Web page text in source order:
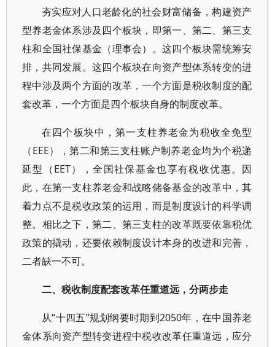
夯实应对人口老龄化的社会财富储备，构建资产
型养老金体系涉及四个板块，即第一、第二、第三支
柱和全国社保基金（理事会）。这四个板块需统筹安
排，共同发展。这四个板块在向资产型体系转变的进
程中涉及两个方面的改革，一个方面是税收制度的配
套改革，一个方面是四个板块自身的制度改革。
在四个板块中，第一支柱养老金为税收全免型
（EEE），第二和第三支柱账户制养老金均为个税递
延型（EET），全国社保基金也享有税收优惠。因
此，在第一支柱养老金和战略储备基金的改革中，其
着力点不是税收政策的运用，而是制度设计的科学调
整。相比之下，第二、第三支柱的改革既要依靠税优
政策的撬动，还要依赖制度设计本身的改进和完善，
二者缺一不可。
二、税收制度配套改革任重道远，分两步走
从“十四五”规划纲要时期到2050年，在中国养老
金体系向资产型转变进程中税收改革任重道远，应分